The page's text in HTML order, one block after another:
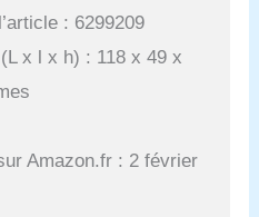
: 6299209
x l x h) : 118 x 49 x
Amazon.fr : 2 février